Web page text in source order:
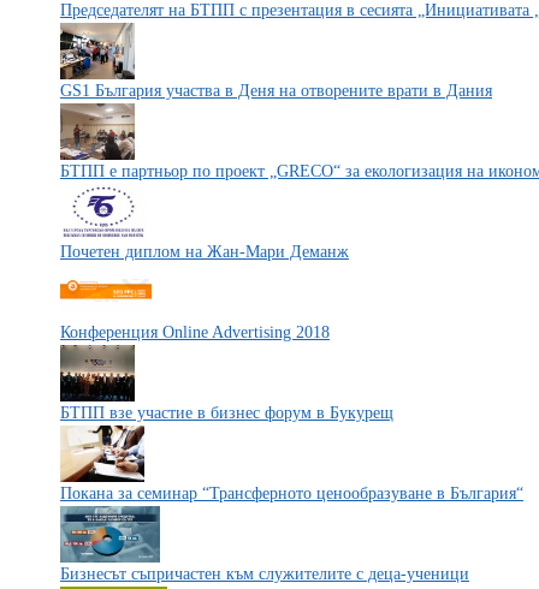
Председателят на БТПП с презентация в сесията „Инициативата
GS1 България участва в Деня на отворените врати в Дания
БТПП е партньор по проект „GRECO“ за екологизация на
Почетен диплом на Жан-Мари Деманж
Конференция Online Advertising 2018
БТПП взе участие в бизнес форум в Букурещ
Покана за семинар “Трансферното ценообразуване в България“
Бизнесът съпричастен към служителите с деца-ученици